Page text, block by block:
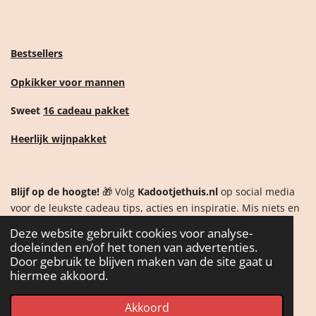
Deze website gebruikt cookies voor analyse-
doeleinden en/of het tonen van advertenties.
Door gebruik te blijven maken van de site gaat u
hiermee akkoord.
Akkoord
Bestsellers
Opkikker voor mannen
Sweet 16 cadeau pakket
Heerlijk wijnpakket
Blijf op de hoogte! 🎁 Volg Kadootjethuis.nl op social media
voor de leukste cadeau tips, acties en inspiratie. Mis niets en
F
a
c
I
n
s
W
h
a
T
k
T